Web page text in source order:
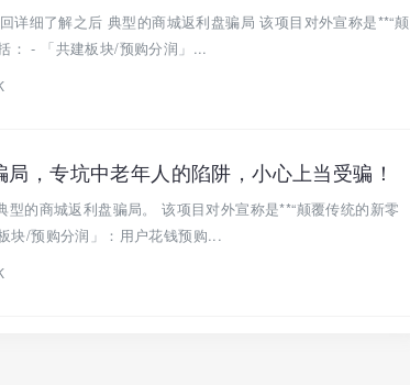
详细了解之后 典型的商城返利盘骗局 该项目对外宣称是**“颠
： - 「共建板块/预购分润」...
，专坑中老年人的陷阱，小心上当受骗！
的商城返利盘骗局。 该项目对外宣称是**“颠覆传统的新零
块/预购分润」：用户花钱预购...